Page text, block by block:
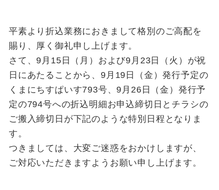
平素より折込業務におきまして格別のご高配を
賜り、厚く御礼申し上げます。
さて、9月15日（月）および9月23日（火）が祝
日にあたることから、9月19日（金）発行予定の
くまにちすぱいす793号、9月26日（金）発行予
定の794号への折込明細お申込締切日とチラシの
ご搬入締切日が下記のような特別日程となりま
す。
つきましては、大変ご迷惑をおかけしますが、
ご対応いただきますようお願い申し上げます。